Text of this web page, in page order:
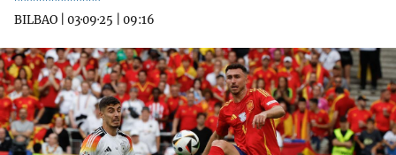
BILBAO
03·09·25 09:16